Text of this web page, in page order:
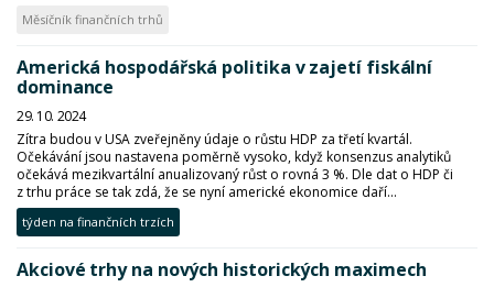
Měsíčník finančních trhů
Americká hospodářská politika v zajetí fiskální
dominance
29. 10. 2024
Zítra budou v USA zveřejněny údaje o růstu HDP za třetí kvartál.
Očekávání jsou nastavena poměrně vysoko, když konsenzus analytiků
očekává mezikvartální anualizovaný růst o rovná 3 %. Dle dat o HDP či
z trhu práce se tak zdá, že se nyní americké ekonomice daří...
týden na finančních trzích
Akciové trhy na nových historických maximech